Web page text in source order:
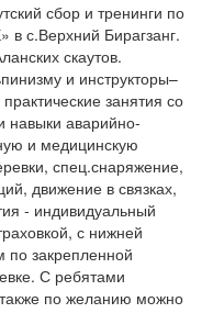
сбор и тренинги по
с.Верхний Бирагзанг.
скаутов.
и инструкторы–
занятия со
навыки аварийно-
и медицинскую
спец.снаряжение,
движение в связках,
- индивидуальный
с нижней
по закрепленной
С ребятами
также по желанию можно